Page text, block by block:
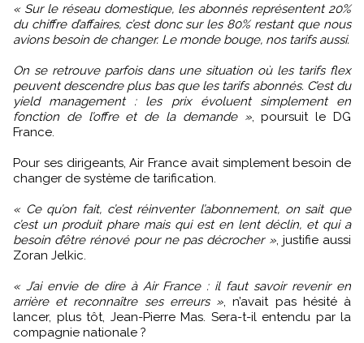
« Sur le réseau domestique, les abonnés représentent 20%
du chiffre d’affaires, c’est donc sur les 80% restant que nous
avions besoin de changer. Le monde bouge, nos tarifs aussi.
On se retrouve parfois dans une situation où les tarifs flex
peuvent descendre plus bas que les tarifs abonnés. C’est du
yield management : les prix évoluent simplement en
fonction de l’offre et de la demande », poursuit le DG
France.
Pour ses dirigeants, Air France avait simplement besoin de
changer de système de tarification.
« Ce qu’on fait, c’est réinventer l’abonnement, on sait que
c’est un produit phare mais qui est en lent déclin, et qui a
besoin d’être rénové pour ne pas décrocher », justifie aussi
Zoran Jelkic.
« J’ai envie de dire à Air France : il faut savoir revenir en
arrière et reconnaître ses erreurs » , n’avait pas hésité à
lancer, plus tôt, Jean-Pierre Mas. Sera-t-il entendu par la
compagnie nationale ?